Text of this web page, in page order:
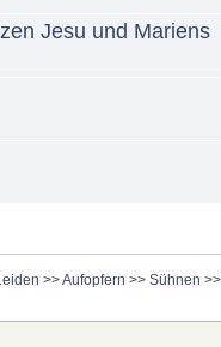
Jesu und Mariens
>> Aufopfern >> Sühnen